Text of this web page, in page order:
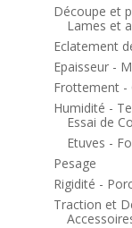
Découpe et
Lames et
Eclatement
Epaisseur -
Frottement -
Humidité -
Essai de
Etuves -
Pesage
Rigidité -
Traction et